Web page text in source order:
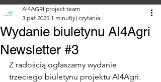
Wydanie biuletynu AI4Agri
Newsletter #3
AI4AGRI project team
3 paź 2025 1 minut(y) czytania
Z radością ogłaszamy wydanie
trzeciego biuletynu projektu AI4Agri.